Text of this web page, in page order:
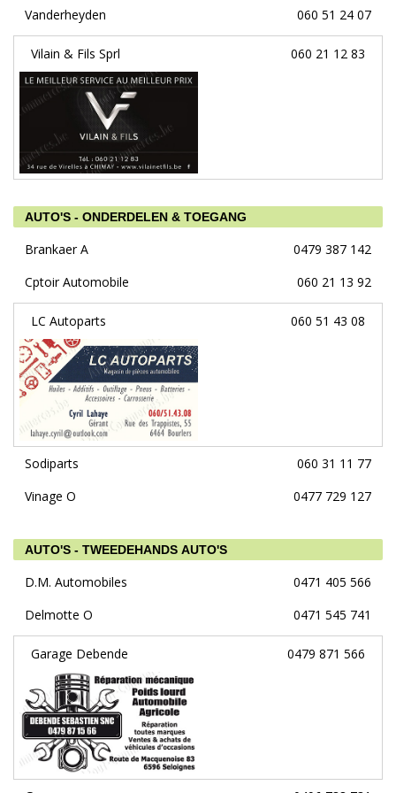
Vanderheyden 060 51 24 07
Vilain & Fils Sprl 060 21 12 83
AUTO'S - ONDERDELEN & TOEGANG
Brankaer A
0479 387 142
Cptoir Automobile
060 21 13 92
LC Autoparts 060 51 43 08
Sodiparts
060 31 11 77
Vinage O
0477 729 127
AUTO'S - TWEEDEHANDS AUTO'S
D.M. Automobiles
0471 405 566
Delmotte O
0471 545 741
Garage Debende 0479 871 566